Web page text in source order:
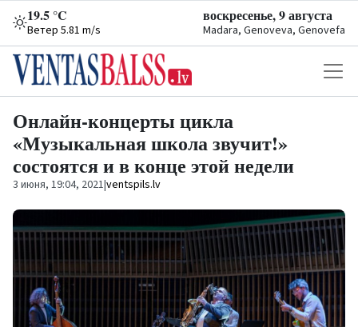
19.5 °C
Ветер 5.81 m/s
воскресенье, 9 августа
Madara, Genoveva, Genovefa
Онлайн-концерты цикла
«Музыкальная школа звучит!»
состоятся и в конце этой недели
3 июня, 19:04, 2021|ventspils.lv